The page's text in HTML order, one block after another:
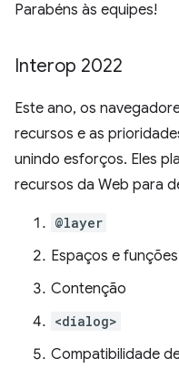
Parabéns às equipes!
Interop 2022
Este ano, os
recursos e as
unindo esforços. Eles
recursos da Web para
@layer
Espaços e
Contenção
<dialog>
Compatibilidade